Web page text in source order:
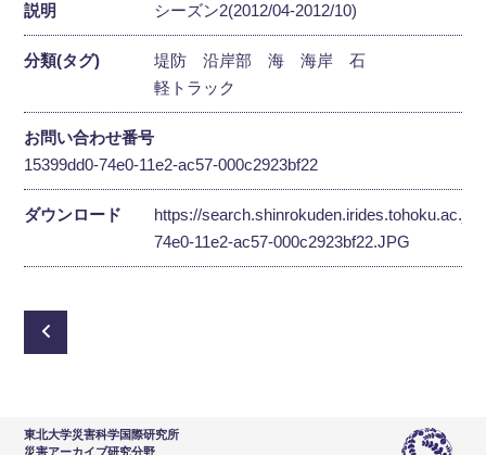
説明 シーズン2(2012/04-2012/10)
分類(タグ) 堤防 沿岸部 海 海岸
石
軽トラック
お問い合わせ番号
15399dd0-74e0-11e2-ac57-000c2923bf22
ダウンロード
https://
74e0-11e2-ac57-000c2923bf22.JPG
東北大学災害科学国際研究所
災害アーカイブ研究分野